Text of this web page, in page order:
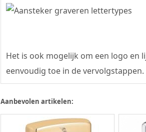
Het is ook mogelijk om een logo en
eenvoudig toe in de vervolgstappen.
Aanbevolen artikelen: